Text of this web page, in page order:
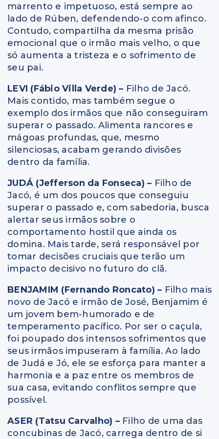
marrento e impetuoso, está sempre ao
lado de Rúben, defendendo-o com afinco.
Contudo, compartilha da mesma prisão
emocional que o irmão mais velho, o que
só aumenta a tristeza e o sofrimento de
seu pai.
LEVI (Fábio Villa Verde) – Filho de Jacó.
Mais contido, mas também segue o
exemplo dos irmãos que não conseguiram
superar o passado. Alimenta rancores e
mágoas profundas, que, mesmo
silenciosas, acabam gerando divisões
dentro da família.
JUDÁ (Jefferson da Fonseca) – Filho de
Jacó, é um dos poucos que conseguiu
superar o passado e, com sabedoria, busca
alertar seus irmãos sobre o
comportamento hostil que ainda os
domina. Mais tarde, será responsável por
tomar decisões cruciais que terão um
impacto decisivo no futuro do clã.
BENJAMIM (Fernando Roncato) – Filho mais
novo de Jacó e irmão de José, Benjamim é
um jovem bem-humorado e de
temperamento pacífico. Por ser o caçula,
foi poupado dos intensos sofrimentos que
seus irmãos impuseram à família. Ao lado
de Judá e Jó, ele se esforça para manter a
harmonia e a paz entre os membros de
sua casa, evitando conflitos sempre que
possível.
ASER (Tatsu Carvalho) – Filho de uma das
concubinas de Jacó, carrega dentro de si